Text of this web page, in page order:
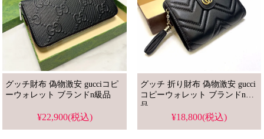
グッチ財布 偽物激安 gucciコピ
ーウォレット ブランドn級品
¥22,900(税込)
グッチ 折り財布 偽物激安 gucci
コピーウォレット ブランドn級
品
¥18,800(税込)